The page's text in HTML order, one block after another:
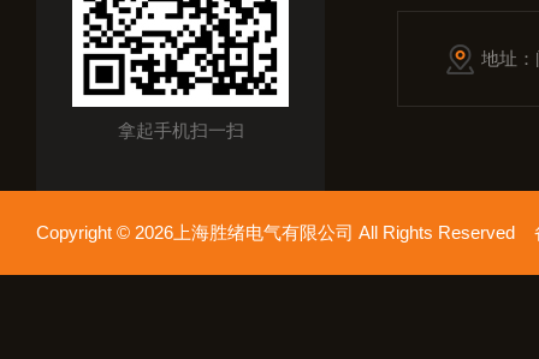
拿起手机扫一扫
地址
Copyright © 2026上海胜绪电气有限公司 All Rights Reserved